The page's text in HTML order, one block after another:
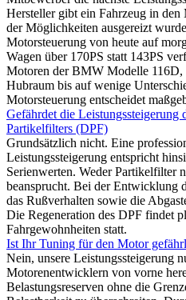
Hersteller gibt ein Fahrzeug in
der Möglichkeiten ausgereizt
Motorsteuerung von heute auf
Wagen über 170PS statt 143PS
Motoren der BMW Modelle
Hubraum bis auf wenige
Motorsteuerung entscheidet
Gefährdet die Leistungssteigerung
Partikelfilters (DPF)
Grundsätzlich nicht. Eine
Leistungssteigerung entspricht
Serienwerten. Weder Partikelfilter
beansprucht. Bei der Entwicklung
das Rußverhalten sowie die
Die Regeneration des DPF findet
Fahrgewohnheiten statt.
Ist Ihr Tuning für den Motor
Nein, unsere Leistungssteigerung
Motorenentwicklern von vorne
Belastungsreserven ohne die